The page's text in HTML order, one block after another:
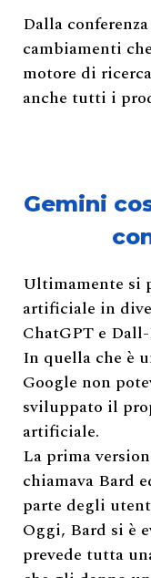
Dalla
cambiamenti
motore di
anche tutti i
Gemini
Ultimamente si
artificiale in
ChatGPT e
In quella che è
Google non
sviluppato il
artificiale.
La prima
chiamava Bard
parte degli
Oggi, Bard si è
prevede tutta